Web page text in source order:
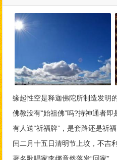
缘起性空是释迦佛陀所制造发明
佛教没有“始祖佛”吗?持神通者即
有人送“祈福牌”，是套路还是祈福
闰二月十五日清明节上坟，不吉
著名歌唱家李娜竟然落发“回家”